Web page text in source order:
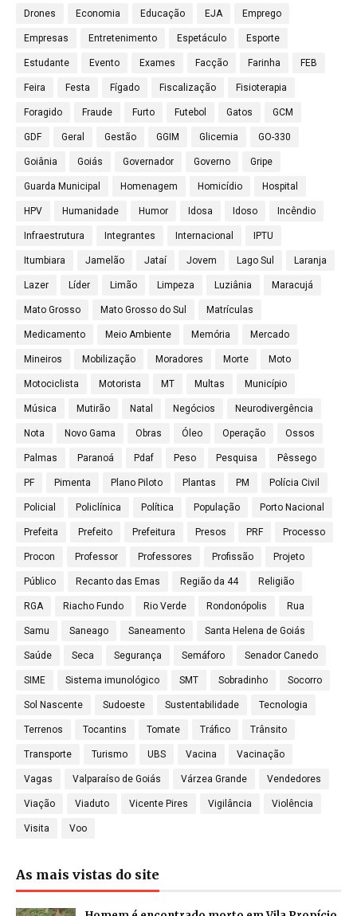
Drones Economia Educação EJA Emprego
Empresas Entretenimento Espetáculo Esporte
Estudante Evento Exames Facção Farinha FEB
Feira Festa Fígado Fiscalização Fisioterapia
Foragido Fraude Furto Futebol Gatos GCM
GDF Geral Gestão GGIM Glicemia GO-330
Goiânia Goiás Governador Governo Gripe
Guarda Municipal Homenagem Homicídio Hospital
HPV Humanidade Humor Idosa Idoso Incêndio
Infraestrutura Integrantes Internacional IPTU
Itumbiara Jamelão Jataí Jovem Lago Sul Laranja
Lazer Líder Limão Limpeza Luziânia Maracujá
Mato Grosso Mato Grosso do Sul Matrículas
Medicamento Meio Ambiente Memória Mercado
Mineiros Mobilização Moradores Morte Moto
Motociclista Motorista MT Multas Município
Música Mutirão Natal Negócios Neurodivergência
Nota Novo Gama Obras Óleo Operação Ossos
Palmas Paranoá Pdaf Peso Pesquisa Pêssego
PF Pimenta Plano Piloto Plantas PM Polícia Civil
Policial Policlínica Política População Porto Nacional
Prefeita Prefeito Prefeitura Presos PRF Processo
Procon Professor Professores Profissão Projeto
Público Recanto das Emas Região da 44 Religião
RGA Riacho Fundo Rio Verde Rondonópolis Rua
Samu Saneago Saneamento Santa Helena de Goiás
Saúde Seca Segurança Semáforo Senador Canedo
SIME Sistema imunológico SMT Sobradinho Socorro
Sol Nascente Sudoeste Sustentabilidade Tecnologia
Terrenos Tocantins Tomate Tráfico Trânsito
Transporte Turismo UBS Vacina Vacinação
Vagas Valparaíso de Goiás Várzea Grande Vendedores
Viação Viaduto Vicente Pires Vigilância Violência
Visita Voo
As mais vistas do site